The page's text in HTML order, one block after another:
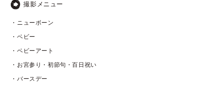
撮影メニュー
・ニューボーン
・ベビー
・ベビーアート
・お宮参り・初節句・百日祝い
・バースデー